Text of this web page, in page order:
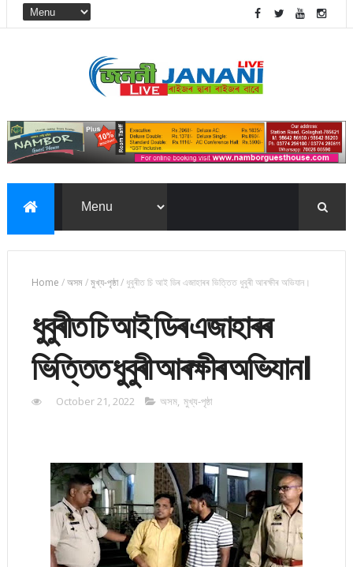
Home /অসম/মুখ্য-পৃষ্ঠা/ ধুবুৰীত চি আই ডিৰ এজাহাৰৰ ভিত্তিত ধুবুৰী আৰক্ষীৰ অভিযান।
ধুবুৰীত চি আই ডিৰ এজাহাৰৰ
ভিত্তিত ধুবুৰী আৰক্ষীৰ অভিযান।
October 21, 2022 অসম, মুখ্য-পৃষ্ঠা